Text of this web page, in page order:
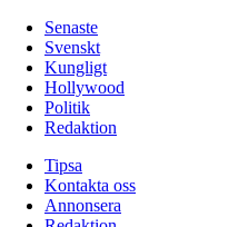
Senaste
Svenskt
Kungligt
Hollywood
Politik
Redaktion
Tipsa
Kontakta oss
Annonsera